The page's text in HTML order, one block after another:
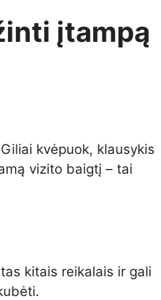
įtampą
kvėpuok, klausykis
vizito baigtį – tai
kitais reikalais ir gali